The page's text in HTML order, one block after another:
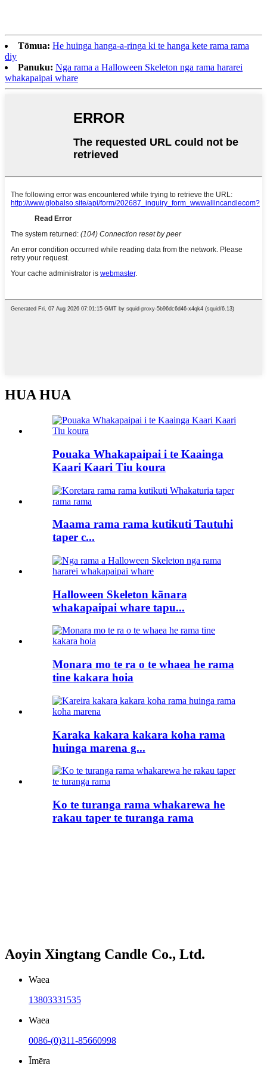
Tōmua: He huinga hanga-a-ringa ki te hanga kete rama rama
diy
Panuku: Nga rama a Halloween Skeleton nga rama hararei
whakapaipai whare
HUA HUA
Pouaka Whakapaipai i te Kaainga
Kaari Kaari Tiu koura
Maama rama rama kutikuti Tautuhi
taper c...
Halloween Skeleton kānara
whakapaipai whare tapu...
Monara mo te ra o te whaea he rama
tine kakara hoia
Karaka kakara kakara koha rama
huinga marena g...
Ko te turanga rama whakarewa he
rakau taper te turanga rama
Aoyin Xingtang Candle Co., Ltd.
Waea
13803331535
Waea
0086-(0)311-85660998
Īmēra